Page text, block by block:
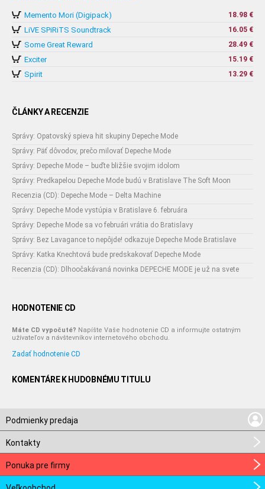
Memento Mori (Digipack) 18.98 €
LiVE SPiRiTS Soundtrack 16.05 €
Some Great Reward 28.49 €
Exciter 15.19 €
Spirit 13.29 €
ČLÁNKY A RECENZIE
Správy: Opatovský spieva hit skupiny Depeche Mode
Správy: Päť dôvodov, prečo milovať Depeche Mode
Správy: Depeche Mode – buďte bližšie svojim idolom
Správy: Predkapelou Depeche Mode budú v Bratislave The Soft Moon
Recenzia (CD): Depeche Mode – Delta Machine
Správy: Depeche Mode vystúpia v Bratislave 6. februára
Správy: Depeche Mode sa vo februári vrátia do Bratislavy
Správy: Bez Lavagance to nepôjde! odkazuje Depeche Mode Bratislave
Správy: Katka Knechtová bude predskakovať Depeche Mode
Recenzia (CD): Dlhoočakávaná novinka DEPECHE MODE je už na svete
HODNOTENIE CD
Máte CD vypočuté? Napíšte Vaše hodnotenie CD a informujte ostatným
užívateľov a návštevníkov internetového obchodu.
Zadať hodnotenie CD
KOMENTÁRE K HUDOBNÉMU TITULU
Podmienky predaja
Kontakty
Ponuka pre firmy